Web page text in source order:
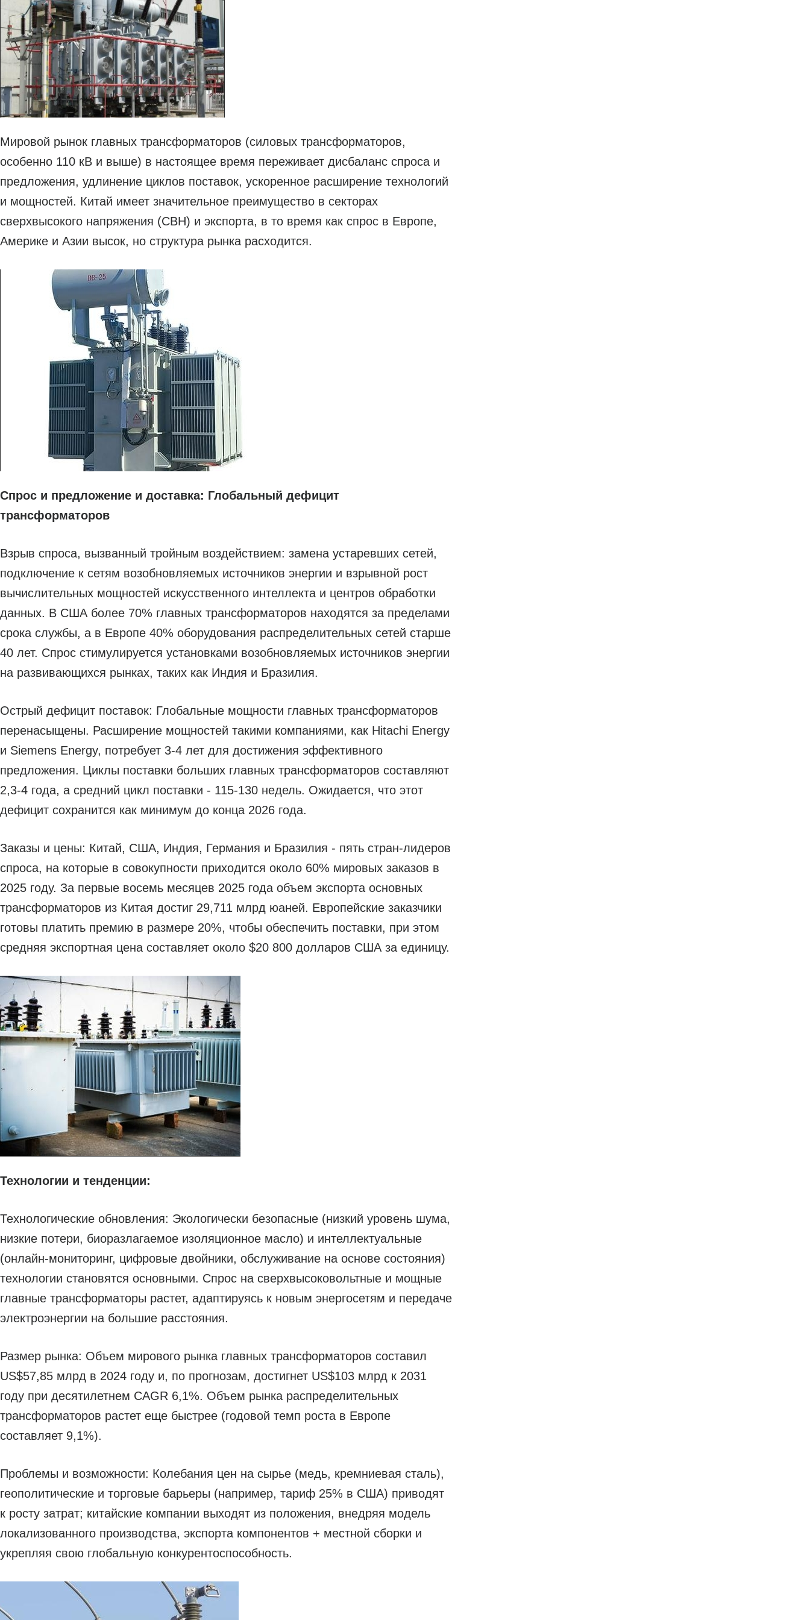
Мировой рынок главных трансформаторов (силовых трансформаторов,
особенно 110 кВ и выше) в настоящее время переживает дисбаланс спроса и
предложения, удлинение циклов поставок, ускоренное расширение технологий
и мощностей. Китай имеет значительное преимущество в секторах
сверхвысокого напряжения (СВН) и экспорта, в то время как спрос в Европе,
Америке и Азии высок, но структура рынка расходится.
Спрос и предложение и доставка: Глобальный дефицит
трансформаторов
Взрыв спроса, вызванный тройным воздействием: замена устаревших сетей,
подключение к сетям возобновляемых источников энергии и взрывной рост
вычислительных мощностей искусственного интеллекта и центров обработки
данных. В США более 70% главных трансформаторов находятся за пределами
срока службы, а в Европе 40% оборудования распределительных сетей старше
40 лет. Спрос стимулируется установками возобновляемых источников энергии
на развивающихся рынках, таких как Индия и Бразилия.
Острый дефицит поставок: Глобальные мощности главных трансформаторов
перенасыщены. Расширение мощностей такими компаниями, как Hitachi Energy
и Siemens Energy, потребует 3-4 лет для достижения эффективного
предложения. Циклы поставки больших главных трансформаторов составляют
2,3-4 года, а средний цикл поставки - 115-130 недель. Ожидается, что этот
дефицит сохранится как минимум до конца 2026 года.
Заказы и цены: Китай, США, Индия, Германия и Бразилия - пять стран-лидеров
спроса, на которые в совокупности приходится около 60% мировых заказов в
2025 году. За первые восемь месяцев 2025 года объем экспорта основных
трансформаторов из Китая достиг 29,711 млрд юаней. Европейские заказчики
готовы платить премию в размере 20%, чтобы обеспечить поставки, при этом
средняя экспортная цена составляет около $20 800 долларов США за единицу.
Технологии и тенденции:
Технологические обновления: Экологически безопасные (низкий уровень шума,
низкие потери, биоразлагаемое изоляционное масло) и интеллектуальные
(онлайн-мониторинг, цифровые двойники, обслуживание на основе состояния)
технологии становятся основными. Спрос на сверхвысоковольтные и мощные
главные трансформаторы растет, адаптируясь к новым энергосетям и передаче
электроэнергии на большие расстояния.
Размер рынка: Объем мирового рынка главных трансформаторов составил
US$57,85 млрд в 2024 году и, по прогнозам, достигнет US$103 млрд к 2031
году при десятилетнем CAGR 6,1%. Объем рынка распределительных
трансформаторов растет еще быстрее (годовой темп роста в Европе
составляет 9,1%).
Проблемы и возможности: Колебания цен на сырье (медь, кремниевая сталь),
геополитические и торговые барьеры (например, тариф 25% в США) приводят
к росту затрат; китайские компании выходят из положения, внедряя модель
локализованного производства, экспорта компонентов + местной сборки и
укрепляя свою глобальную конкурентоспособность.